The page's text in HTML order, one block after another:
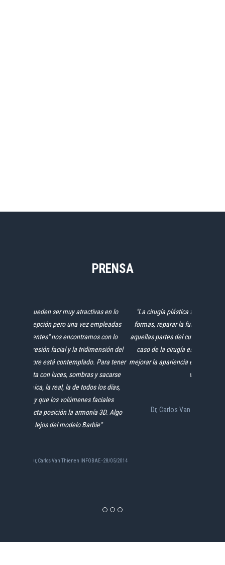
PRENSA
"La cirugía plástica tiene como misión restaurar las
formas, reparar la función y mejorar la apariencia de
aquellas partes del cuerpo que han sido dañadas. En el
caso de la cirugía estética, el foco está orientado a
mejorar la apariencia en pacientes sanos cuyo deseo es
verse mejor"
Dr, Carlos Van Thienen LA NACIÓN - 20/03/2015